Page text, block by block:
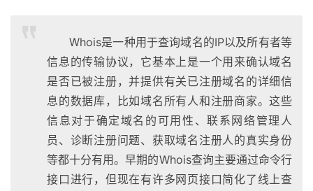
Whois是一种用于查询域名的IP以及所有者等
信息的传输协议，它基本上是一个用来确认域名
是否已被注册，并提供有关已注册域名的详细信
息的数据库，比如域名所有人和注册商家。这些
信息对于确定域名的可用性、联系网络管理人
员、诊断注册问题、获取域名注册人的真实身份
等都十分有用。早期的Whois查询主要通过命令行
接口进行，但现在有许多网页接口简化了线上查